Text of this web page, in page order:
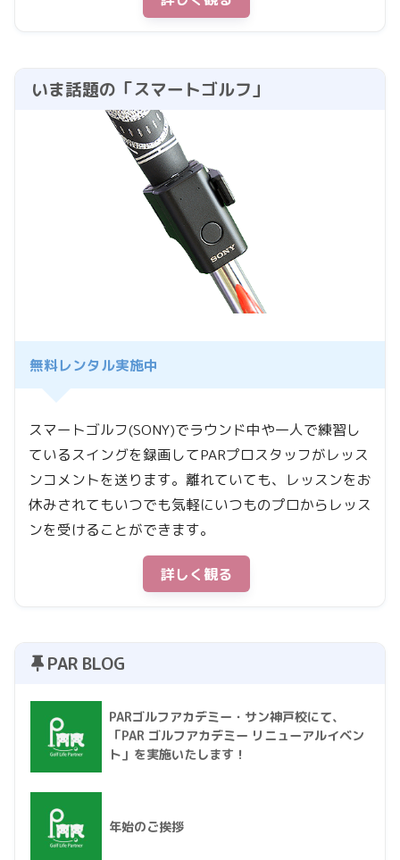
いま話題の「スマートゴルフ」
無料レンタル実施中
スマートゴルフ(SONY)でラウンド中や一人で練習し
ているスイングを録画してPARプロスタッフがレッス
ンコメントを送ります。離れていても、レッスンをお
休みされてもいつでも気軽にいつものプロからレッス
ンを受けることができます。
詳しく観る
PAR BLOG
PARゴルフアカデミー・サン神戸校にて、
「PAR ゴルフアカデミー リニューアルイベン
ト」を実施いたします！
年始のご挨拶